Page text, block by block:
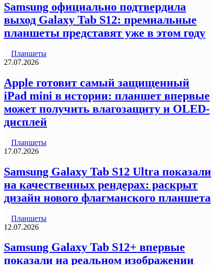
Samsung официально подтвердила
выход Galaxy Tab S12: премиальные
планшеты представят уже в этом году
Планшеты
27.07.2026
Apple готовит самый защищенный
iPad mini в истории: планшет впервые
может получить влагозащиту и OLED-
дисплей
Планшеты
17.07.2026
Samsung Galaxy Tab S12 Ultra показали
на качественных рендерах: раскрыт
дизайн нового флагманского планшета
Планшеты
12.07.2026
Samsung Galaxy Tab S12+ впервые
показали на реальном изображении